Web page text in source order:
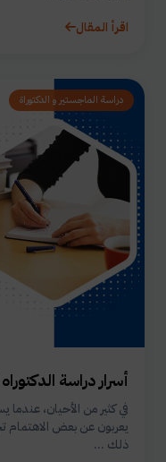
اقرأ المقال
دراسة الماجستير و الدكتوراة
أسرار دراسة
في كثير من الأحيان، عندما
يعربون عن بعض الاهتمام
ذلك ...